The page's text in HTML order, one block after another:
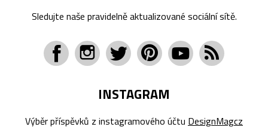
Sledujte naše pravidelně aktualizované sociální sítě.
INSTAGRAM
Výběr příspěvků z instagramového účtu DesignMagcz